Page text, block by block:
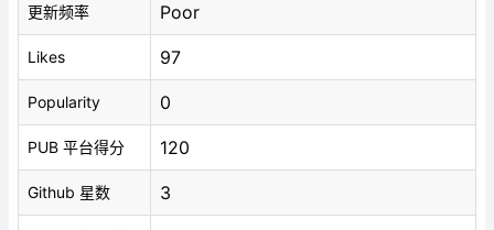
更新频率 Poor
Likes 97
Popularity 0
PUB 平台得分 120
Github 星数 3